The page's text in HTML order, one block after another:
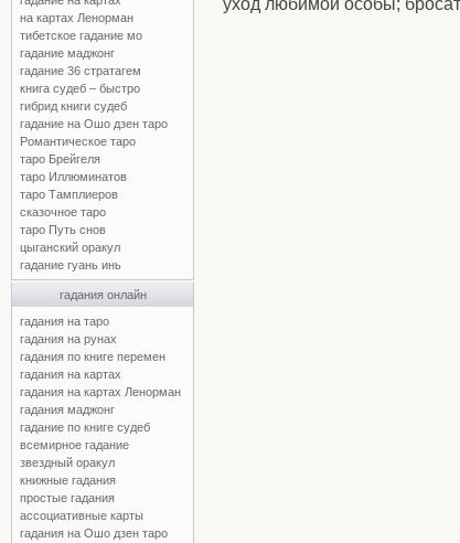
на картах Ленорман
тибетское гадание мо
гадание маджонг
гадание 36 стратагем
книга судеб – быстро
гибрид книги судеб
гадание на Ошо дзен таро
Романтическое таро
таро Брейгеля
таро Иллюминатов
таро Тамплиеров
сказочное таро
таро Путь снов
цыганский оракул
гадание гуань инь
гадания онлайн
гадания на таро
гадания на рунах
гадания по книге перемен
гадания на картах
гадания на картах Ленорман
гадания маджонг
гадание по книге судеб
всемирное гадание
звездный оракул
книжные гадания
простые гадания
ассоциативные карты
гадания на Ошо дзен таро
уход любимой особы;